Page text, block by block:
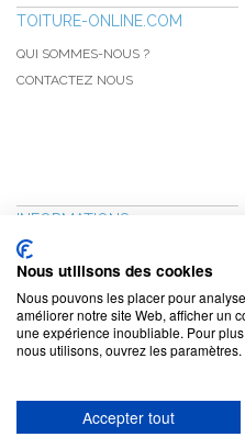
TOITURE-ONLINE.COM
QUI SOMMES-NOUS ?
CONTACTEZ NOUS
INFORMATIONS
NOUVEAUTÉS
PROMOTIONS
CGV
CONFIDENTIALITÉ
MENTIONS LÉGALES
Nous utilisons des cookies
Nous pouvons les placer pour
améliorer notre site Web, afficher un
une expérience inoubliable. Pour
nous utilisons, ouvrez les paramètres.
Accepter tout